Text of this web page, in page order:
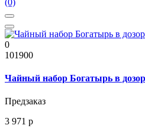
0
101900
Чайный набор Богатырь в
Предзаказ
3 971 р